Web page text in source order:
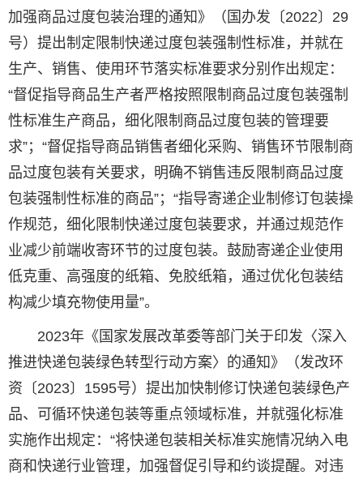
加强商品过度包装治理的通知》（国办发〔2022〕29
号）提出制定限制快递过度包装强制性标准，并就在
生产、销售、使用环节落实标准要求分别作出规定：
“督促指导商品生产者严格按照限制商品过度包装强制
性标准生产商品，细化限制商品过度包装的管理要
求”；“督促指导商品销售者细化采购、销售环节限制商
品过度包装有关要求，明确不销售违反限制商品过度
包装强制性标准的商品”；“指导寄递企业制修订包装操
作规范，细化限制快递过度包装要求，并通过规范作
业减少前端收寄环节的过度包装。鼓励寄递企业使用
低克重、高强度的纸箱、免胶纸箱，通过优化包装结
构减少填充物使用量”。
2023年《国家发展改革委等部门关于印发〈深入
推进快递包装绿色转型行动方案〉的通知》（发改环
资〔2023〕1595号）提出加快制修订快递包装绿色产
品、可循环快递包装等重点领域标准，并就强化标准
实施作出规定：“将快递包装相关标准实施情况纳入电
商和快递行业管理，加强督促引导和约谈提醒。对违